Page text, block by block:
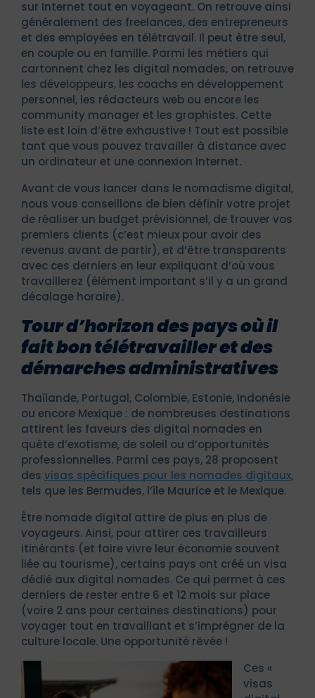
sur Internet tout en voyageant. On retrouve ainsi
généralement des freelances, des entrepreneurs
et des employées en télétravail. Il peut être seul,
en couple ou en famille. Parmi les métiers qui
cartonnent chez les digital nomades, on retrouve
les développeurs, les coachs en développement
personnel, les rédacteurs web ou encore les
community manager et les graphistes. Cette
liste est loin d’être exhaustive ! Tout est possible
tant que vous pouvez travailler à distance avec
un ordinateur et une connexion Internet.
Avant de vous lancer dans le nomadisme digital,
nous vous conseillons de bien définir votre projet
de réaliser un budget prévisionnel, de trouver vos
premiers clients (c’est mieux pour avoir des
revenus avant de partir), et d’être transparents
avec ces derniers en leur expliquant d’où vous
travaillerez (élément important s’il y a un grand
décalage horaire).
Tour d’horizon des pays où il
fait bon télétravailler et des
démarches administratives
Thaïlande, Portugal, Colombie, Estonie, Indonésie
ou encore Mexique : de nombreuses destinations
attirent les faveurs des digital nomades en
quête d’exotisme, de soleil ou d’opportunités
professionnelles. Parmi ces pays, 28 proposent
des visas spécifiques pour les nomades digitaux,
tels que les Bermudes, l’île Maurice et le Mexique.
Être nomade digital attire de plus en plus de
voyageurs. Ainsi, pour attirer ces travailleurs
itinérants (et faire vivre leur économie souvent
liée au tourisme), certains pays ont créé un visa
dédié aux digital nomades. Ce qui permet à ces
derniers de rester entre 6 et 12 mois sur place
(voire 2 ans pour certaines destinations) pour
voyager tout en travaillant et s’imprégner de la
culture locale. Une opportunité rêvée !
Ces «
visas